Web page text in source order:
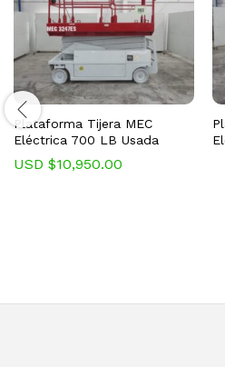
Plataforma Tijera MEC
Eléctrica 700 LB Usada
USD $10,950.00